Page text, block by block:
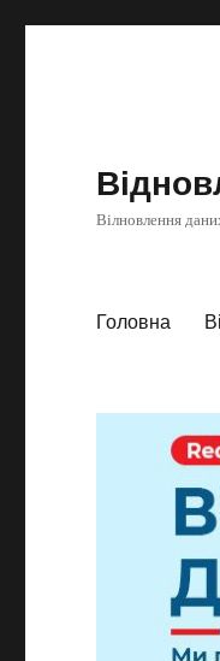
Вілновлення
Головна